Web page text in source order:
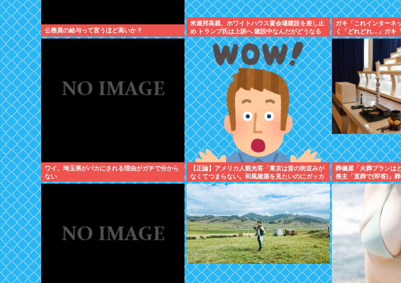
公務員の給与って言うほど高いか？
米連邦高裁、ホワイトハウス宴会場建設を差し止
め トランプ氏は上訴へ 建設中なんだがどうなる
の?
ガキ「これインターネ
く「どれどれ…」ガキ
カロ！」ぼく「はぁ…
ワイ、埼玉県がバカにされる理由がガチで分から
ない
【正論】アメリカ人観光客「東京は昔の街並みが
なくてつまらない。和風建築を見たいのにガッカ
リだ。」
葬儀屋「火葬プランは
喪主「直葬で(即答)」
（ちょい引き気味）」